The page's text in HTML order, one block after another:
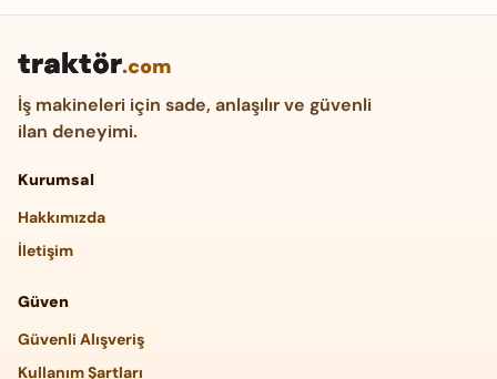
traktör.com
İş makineleri için sade, anlaşılır ve güvenli
ilan deneyimi.
Kurumsal
Hakkımızda
İletişim
Güven
Güvenli Alışveriş
Kullanım Şartları